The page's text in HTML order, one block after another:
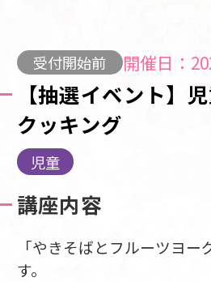
受付開始前 開催日：
【抽選イベント】
クッキング
児童
講座内容
「やきそばとフルーツヨ
す。